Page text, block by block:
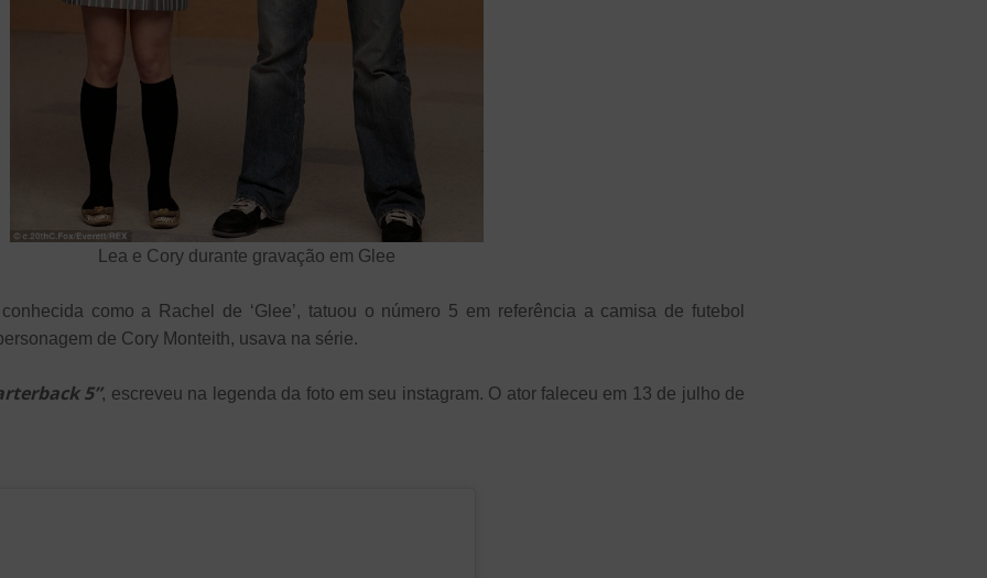
Lea e Cory durante gravação em Glee
como a Rachel de ‘Glee’, tatuou o número 5 em referência a camisa de futebol
de Cory Monteith, usava na série.
5”, escreveu na legenda da foto em seu instagram. O ator faleceu em 13 de julho de